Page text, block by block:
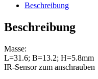
Beschreibung
Beschreibung
Masse:
L=31.6; B=13.2; H=5.8mm
IR-Sensor zum anschrauben